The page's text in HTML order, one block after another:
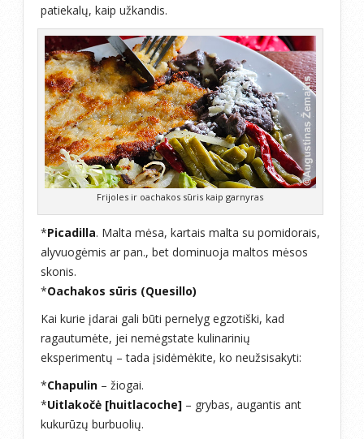
patiekalų, kaip užkandis.
Frijoles ir oachakos sūris kaip garnyras
*Picadilla. Malta mėsa, kartais malta su pomidorais,
alyvuogėmis ar pan., bet dominuoja maltos mėsos
skonis.
*Oachakos sūris (Quesillo)
Kai kurie įdarai gali būti pernelyg egzotiški, kad
ragautumėte, jei nemėgstate kulinarinių
eksperimentų – tada įsidėmėkite, ko neužsisakyti:
*Chapulin – žiogai.
*Uitlakočė [huitlacoche] – grybas, augantis ant
kukurūzų burbuolių.